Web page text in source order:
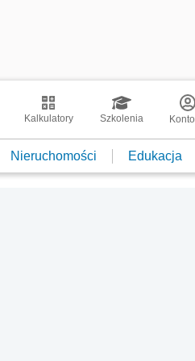
Kalkulatory Szkolenia Konto
Nieruchomości Edukacja